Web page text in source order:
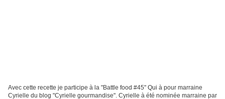
Avec cette recette je participe à la "Battle food #45" Qui à pour marraine
Cyrielle du blog "Cyrielle gourmandise". Cyrielle à été nominée marraine par